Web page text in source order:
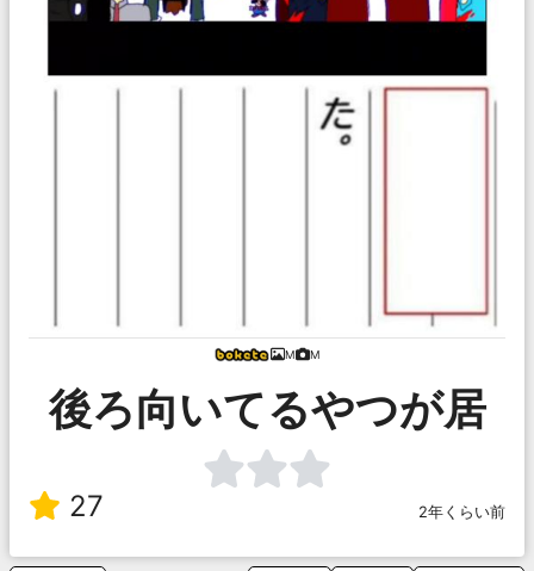
M M
後ろ向いてるやつが居
27 2年くらい前